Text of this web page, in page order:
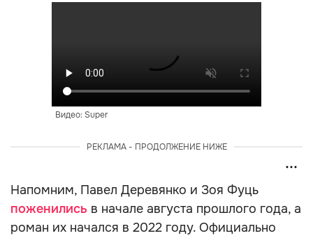
Видео: Super
РЕКЛАМА - ПРОДОЛЖЕНИЕ НИЖЕ
Напомним, Павел Деревянко и Зоя Фуць
поженились в начале августа прошлого года, а
роман их начался в 2022 году. Официально